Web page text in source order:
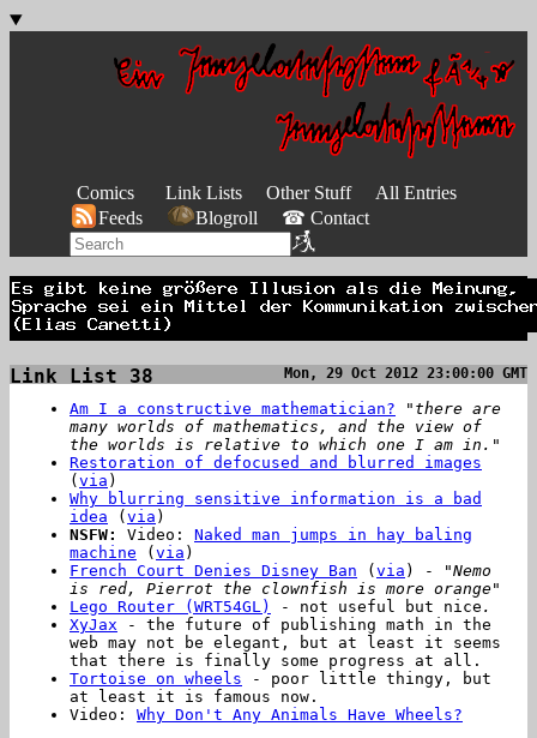
Comics Link Lists Other Stuff
All Entries
Feeds
Blogroll ☎ Contact
Link List 38 Mon, 29 Oct 2012 23:00:00 GMT
Am I a constructive mathematician?
"there are
many worlds of mathematics, and the view of
the worlds is relative to which one I am in."
Restoration of defocused and blurred images
( via )
Why blurring sensitive information is a bad
idea ( via )
NSFW:
Video: Naked man jumps in hay baling
machine ( via )
French Court Denies Disney Ban ( via ) - "Nemo
is red, Pierrot the clownfish is more orange"
Lego Router (WRT54GL)
- not useful but nice .
XyJax - the future of publishing math in the
web may not be elegant, but at least it seems
that there is finally some progress at all.
Tortoise on wheels - poor little thingy, but
at least it is famous now.
Video: Why Don't Any Animals Have Wheels?